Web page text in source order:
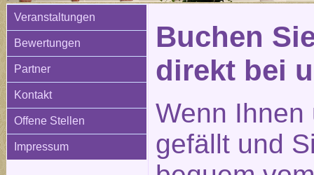
Veranstaltungen
Bewertungen
Partner
Kontakt
Offene Stellen
Impressum
Buchen
direkt bei
Wenn Ihnen
gefällt und